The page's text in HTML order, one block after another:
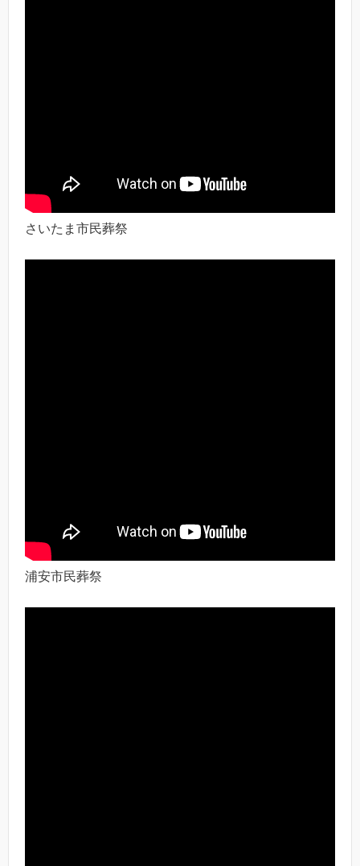
さいたま市民葬祭
浦安市民葬祭